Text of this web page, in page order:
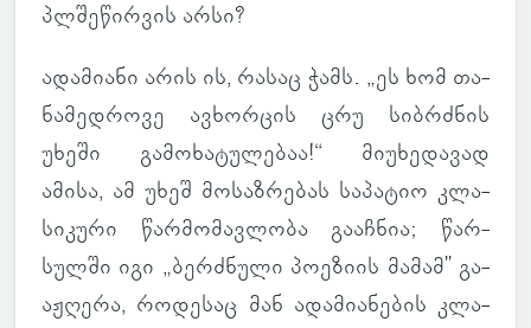
პლშე­წირ­ვის არსი?
ადა­მი­ანი არის ის, რასაც ჭამს. „ეს ხომ თა­
ნა­მედ­როვე ავ­ხორ­ცის ცრუ სიბ­რძნის
უხეში გა­მო­ხა­ტუ­ლე­ბაა!“ მი­უ­ხე­და­ვად
ამისა, ამ უხეშ მო­საზ­რე­ბას სა­პა­ტიო კლა­
სი­კური წარ­მო­მავ­ლობა გა­აჩ­ნია; წარ­
სულში იგი „ბერ­ძნული პო­ე­ზიის მამამ" გა­
აჟ­ღერა, რო­დე­საც მან ადა­მი­ა­ნე­ბის კლა­